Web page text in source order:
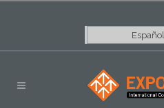
Español